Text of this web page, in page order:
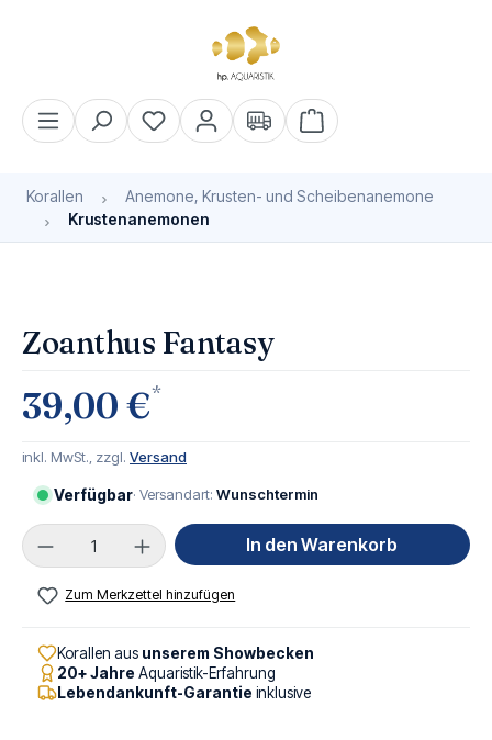
Warenkorb enthält 0
Korallen
Anemone, Krusten- und Scheibenanemone
Krustenanemonen
Zoanthus Fantasy
39,00 €*
inkl. MwSt., zzgl. Versand
Verfügbar· Versandart: Wunschtermin
Produkt Anzahl: Gib den gewünschten Wert
In den Warenkorb
Zum Merkzettel hinzufügen
Korallen aus unserem Showbecken
20+ Jahre Aquaristik-Erfahrung
Lebendankunft-Garantie inklusive